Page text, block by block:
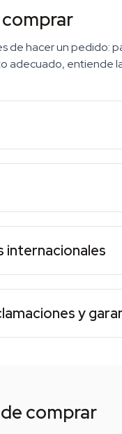
de hacer un pedido:
adecuado, entiende
internacionales
y
comprar